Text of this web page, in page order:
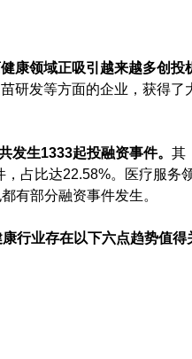
康领域正吸引越来越多创投
研发等方面的企业，获得了
生1333起投融资事件。 其
占比达22.58%。医疗服务
有部分融资事件发生。
行业存在以下六点趋势值得